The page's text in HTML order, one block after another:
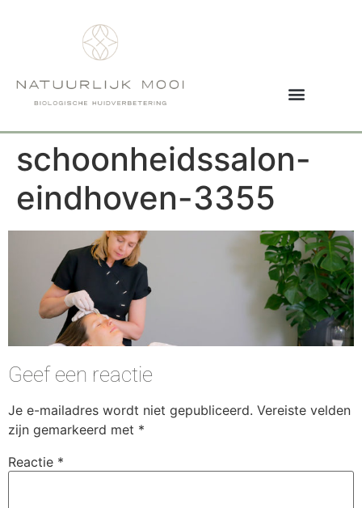
schoonheidssalon-
eindhoven-3355
Geef een reactie
Je e-mailadres wordt niet gepubliceerd. Vereiste velden
zijn gemarkeerd met *
Reactie *